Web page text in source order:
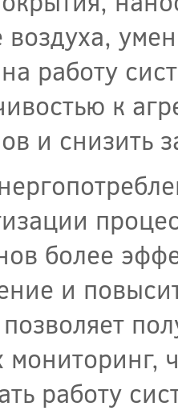
воздуха,
работу
к
и снизить
более
и
мониторинг,
работу